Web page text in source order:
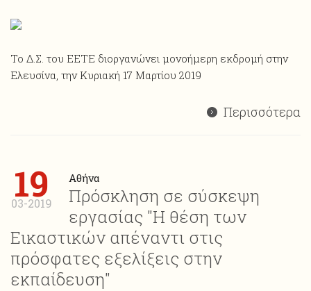
Το Δ.Σ. του ΕΕΤΕ διοργανώνει μονοήμερη εκδρομή στην
Ελευσίνα, την Κυριακή 17 Μαρτίου 2019
Περισσότερα
19
03-2019
Αθήνα
Πρόσκληση σε σύσκεψη
εργασίας "Η θέση των
Εικαστικών απέναντι στις
πρόσφατες εξελίξεις στην
εκπαίδευση"